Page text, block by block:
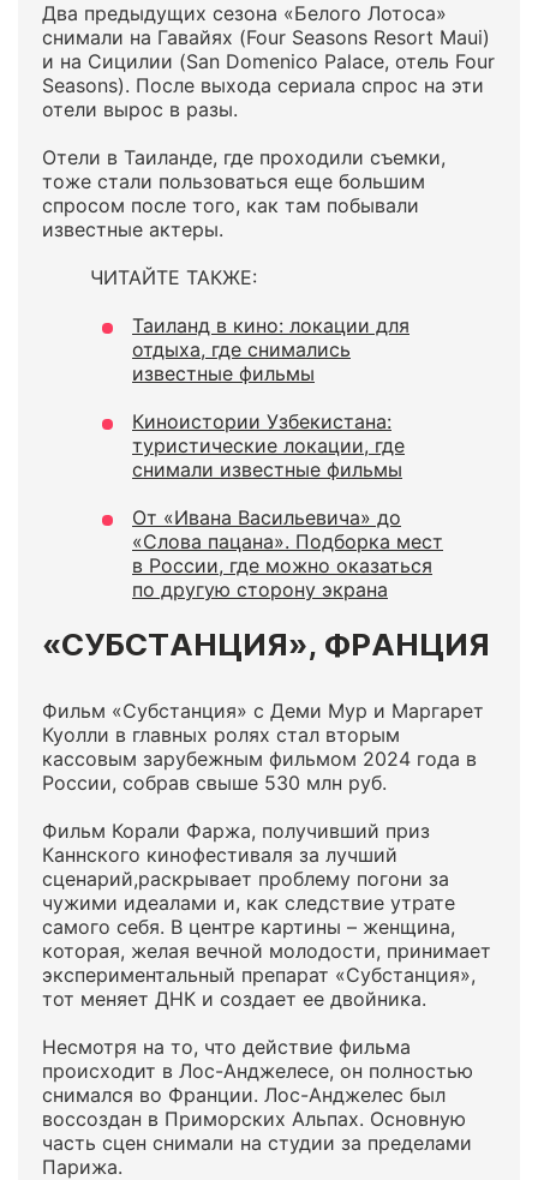
Два предыдущих сезона «Белого Лотоса»
снимали на Гавайях (Four Seasons Resort Maui)
и на Сицилии (San Domenico Palace, отель Four
Seasons). После выхода сериала спрос на эти
отели вырос в разы.
Отели в Таиланде, где проходили съемки,
тоже стали пользоваться еще большим
спросом после того, как там побывали
известные актеры.
ЧИТАЙТЕ ТАКЖЕ:
Таиланд в кино: локации для
отдыха, где снимались
известные фильмы
Киноистории Узбекистана:
туристические локации, где
снимали известные фильмы
От «Ивана Васильевича» до
«Слова пацана». Подборка мест
в России, где можно оказаться
по другую сторону экрана
«СУБСТАНЦИЯ», ФРАНЦИЯ
Фильм «Субстанция» с Деми Мур и Маргарет
Куолли в главных ролях стал вторым
кассовым зарубежным фильмом 2024 года в
России, собрав свыше 530 млн руб.
Фильм Корали Фаржа, получивший приз
Каннского кинофестиваля за лучший
сценарий,раскрывает проблему погони за
чужими идеалами и, как следствие утрате
самого себя. В центре картины – женщина,
которая, желая вечной молодости, принимает
экспериментальный препарат «Субстанция»,
тот меняет ДНК и создает ее двойника.
Несмотря на то, что действие фильма
происходит в Лос-Анджелесе, он полностью
снимался во Франции. Лос-Анджелес был
воссоздан в Приморских Альпах. Основную
часть сцен снимали на студии за пределами
Парижа.